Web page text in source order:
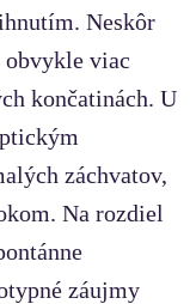
Neskôr
viac
končatinách. U
záchvatov,
Na rozdiel
záujmy